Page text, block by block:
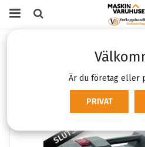
Är du företag eller
PRIVAT
Flex LD 24-6, 180
SLUTSÅLD